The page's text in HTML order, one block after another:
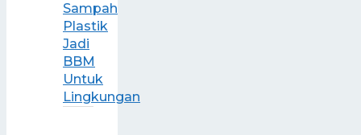
Sampah
Plastik
Jadi
BBM
Untuk
Lingkungan